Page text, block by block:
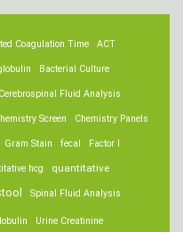
ACT
Coagulation Time
Bacterial Culture
Cerebrospinal Fluid Analysis
Chemistry Panels
Screen
Factor I
fecal
Gram Stain
quantitative
hcg
Spinal Fluid Analysis
Urine Creatinine